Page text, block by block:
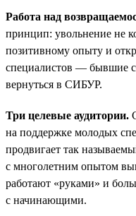
Работа над
принцип: увольнение не
позитивному опыту и
специалистов — бывшие
вернуться в СИБУР.
Три целевые аудитории.
на поддержке молодых
продвигает так
с многолетним опытом
работают «руками» и
с начинающими.